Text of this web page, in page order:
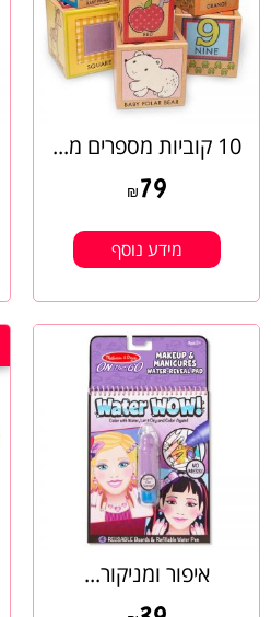
10 קוביות מספרים מ...
₪ 79
מידע נוסף
איפור ומניקור...